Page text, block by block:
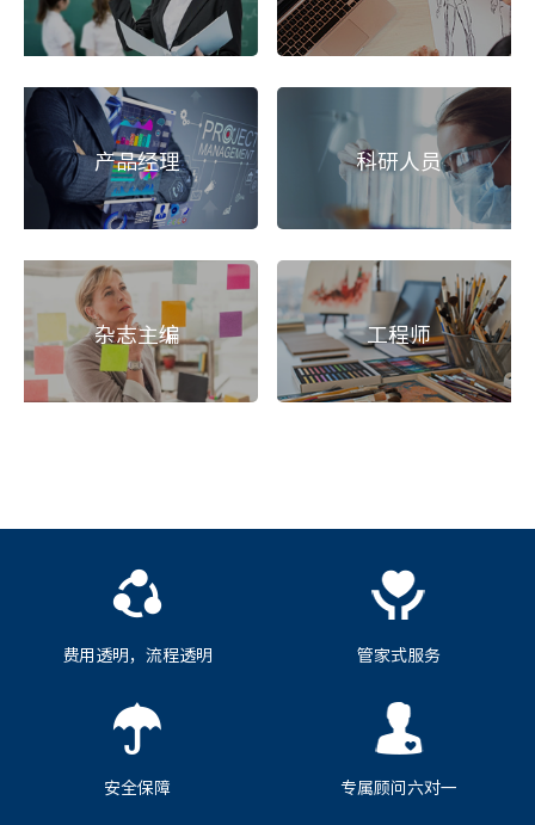
产品经理 科研人员
杂志主编 工程师
费用透明，流程透明 管家式服务
安全保障 专属顾问六对一